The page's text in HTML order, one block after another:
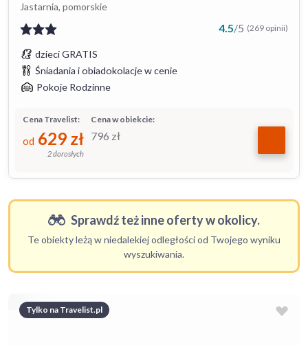
Jastarnia, pomorskie
4.5/5 (269 opinii)
dzieci GRATIS
Śniadania i obiadokolacje w cenie
Pokoje Rodzinne
Cena w obiekcie:
796 zł
Cena Travelist:
od 629 zł
2 dorosłych
Sprawdź też inne oferty w okolicy.
Te obiekty leżą w niedalekiej odległości od Twojego wyniku
wyszukiwania.
Tylko na Travelist.pl